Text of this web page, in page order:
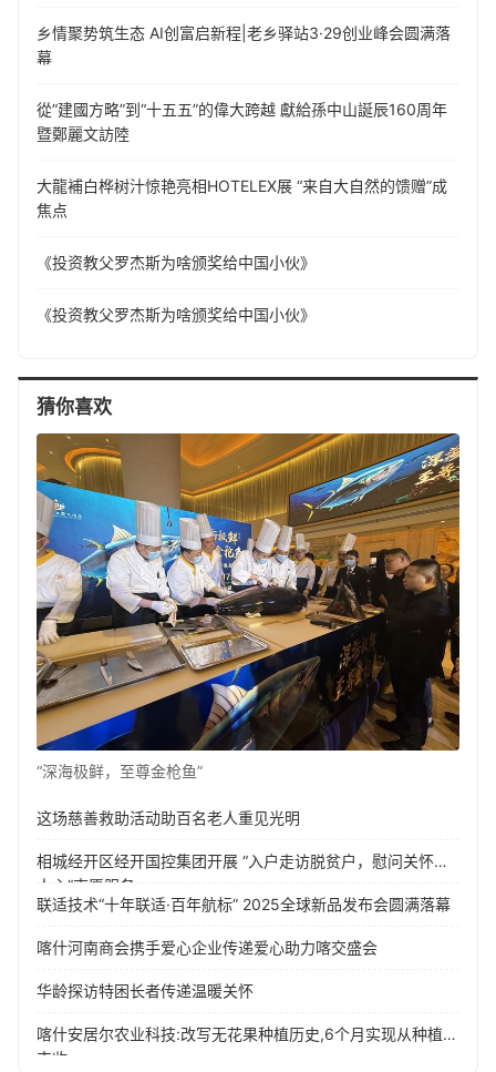
乡情聚势筑生态 AI创富启新程|老乡驿站3·29创业峰会圆满落
幕
從“建國方略”到“十五五”的偉大跨越 獻給孫中山誕辰160周年
暨鄭麗文訪陸
大龍補白桦树汁惊艳亮相HOTELEX展 “来自大自然的馈赠”成
焦点
《投资教父罗杰斯为啥颁奖给中国小伙》
《投资教父罗杰斯为啥颁奖给中国小伙》
猜你喜欢
“深海极鲜，至尊金枪鱼”
这场慈善救助活动助百名老人重见光明
相城经开区经开国控集团开展 “入户走访脱贫户，慰问关怀暖
人心”志愿服务
联适技术“十年联适·百年航标” 2025全球新品发布会圆满落幕
喀什河南商会携手爱心企业传递爱心助力喀交盛会
华龄探访特困长者传递温暖关怀
喀什安居尔农业科技:改写无花果种植历史,6个月实现从种植到
丰收